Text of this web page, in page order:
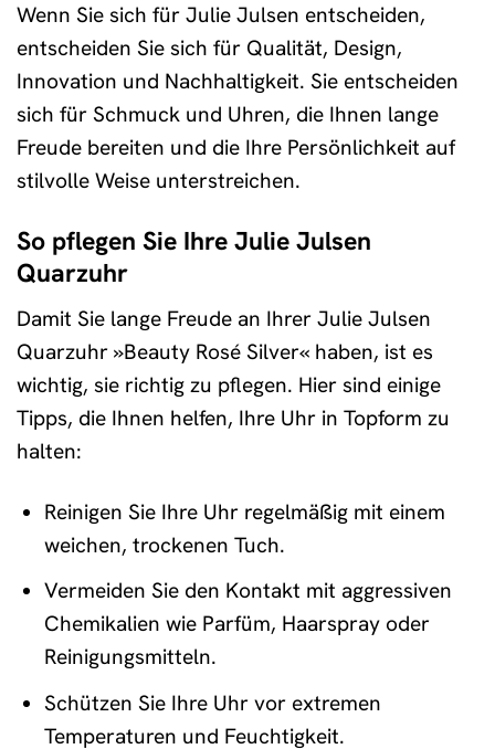
Wenn Sie sich für Julie Julsen entscheiden,
entscheiden Sie sich für Qualität, Design,
Innovation und Nachhaltigkeit. Sie entscheiden
sich für Schmuck und Uhren, die Ihnen lange
Freude bereiten und die Ihre Persönlichkeit auf
stilvolle Weise unterstreichen.
So pflegen Sie Ihre Julie Julsen
Quarzuhr
Damit Sie lange Freude an Ihrer Julie Julsen
Quarzuhr »Beauty Rosé Silver« haben, ist es
wichtig, sie richtig zu pflegen. Hier sind einige
Tipps, die Ihnen helfen, Ihre Uhr in Topform zu
halten:
Reinigen Sie Ihre Uhr regelmäßig mit einem
weichen, trockenen Tuch.
Vermeiden Sie den Kontakt mit aggressiven
Chemikalien wie Parfüm, Haarspray oder
Reinigungsmitteln.
Schützen Sie Ihre Uhr vor extremen
Temperaturen und Feuchtigkeit.